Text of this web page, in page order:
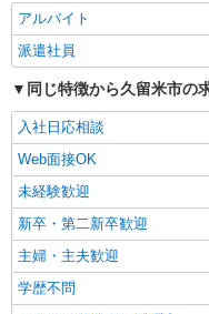
時
全額支
久留
派遣社員
株式会社kotrio /●FK-H-
久留米
OK！
時
通費全
アルバイト
派遣社員
同じ特徴から久留米市の
入社日応相談
Web面接OK
未経験歓迎
新卒・第二新卒歓迎
主婦・主夫歓迎
学歴不問